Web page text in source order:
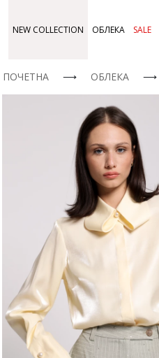
NEW COLLECTION ОБЛЕКА SALE
ПОЧЕТНА ⟶ ОБЛЕКА ⟶